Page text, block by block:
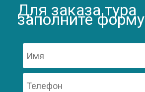
Для заказа тура
заполните форму